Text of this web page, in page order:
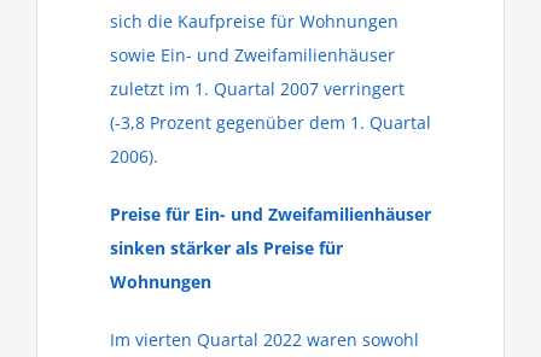
sich die Kaufpreise für Wohnungen
sowie Ein- und Zweifamilienhäuser
zuletzt im 1. Quartal 2007 verringert
(-3,8 Prozent gegenüber dem 1. Quartal
2006).
Preise für Ein- und Zweifamilienhäuser
sinken stärker als Preise für
Wohnungen
Im vierten Quartal 2022 waren sowohl